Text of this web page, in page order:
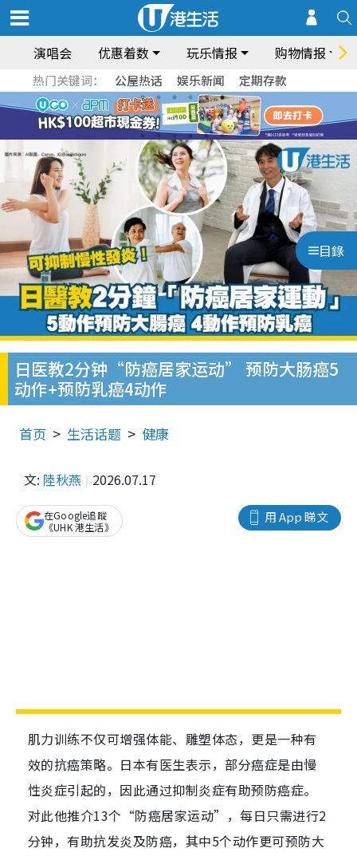
演唱会 优惠着数 玩乐情报 购物情报
热门关键词： 公屋热话 娱乐新闻 定期存款
目錄
日医教2分钟“防癌居家运动” 预防大肠癌5
动作+预防乳癌4动作
首页 生活话题 健康
文: 陸秋燕 2026.07.17
用 App 睇文
在Google追蹤
《UHK 港生活》
肌力训练不仅可增强体能、雕塑体态，更是一种有
效的抗癌策略。日本有医生表示，部分癌症是由慢
性炎症引起的，因此通过抑制炎症有助预防癌症。
对此他推介13个“防癌居家运动”，每日只需进行2
分钟，有助抗发炎及防癌，其中5个动作更可预防大